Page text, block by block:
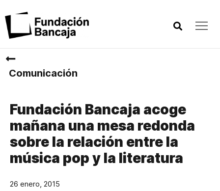
Comunicación
Fundación Bancaja acoge
mañana una mesa redonda
sobre la relación entre la
música pop y la literatura
26 enero, 2015